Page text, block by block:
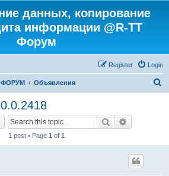
данных, копирование
информации @R-TT
Форум
Login
Register
ФОРУМ Объявления
Search
1 post • Page 1 of 1